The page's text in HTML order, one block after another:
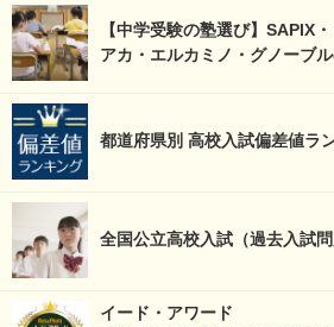
【中学受験の塾選び】SAPIX
アカ・エルカミノ・グノーブ
都道府県別 高校入試偏差値ラ
全国公立高校入試（過去入試問
イード・アワード